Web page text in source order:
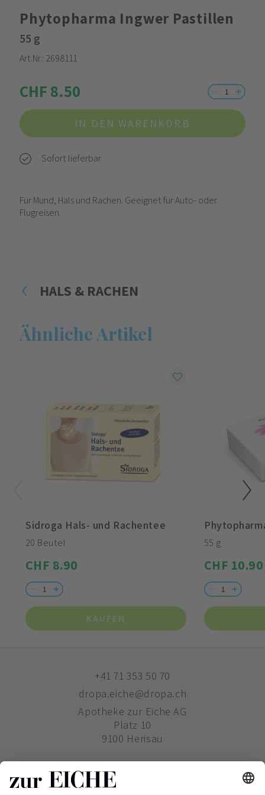
Phytopharma Ingwer Pastillen
55 g
Art.Nr.: 2698111
CHF 8.50
IN DEN WARENKORB
Sofort lieferbar
Für Mund, Hals und Rachen. Geeignet für Auto- oder
Flugreisen.
HALS & RACHEN
Ähnliche Artikel
Sidroga Hals- und Rachentee
20 Beutel
CHF 8.90
KAUFEN
55 g
CHF 10.90
+41 71 353 50 70
dropa.eiche@dropa.ch
Apotheke zur Eiche AG
Platz 10
9100 Herisau
ZUR EICHE